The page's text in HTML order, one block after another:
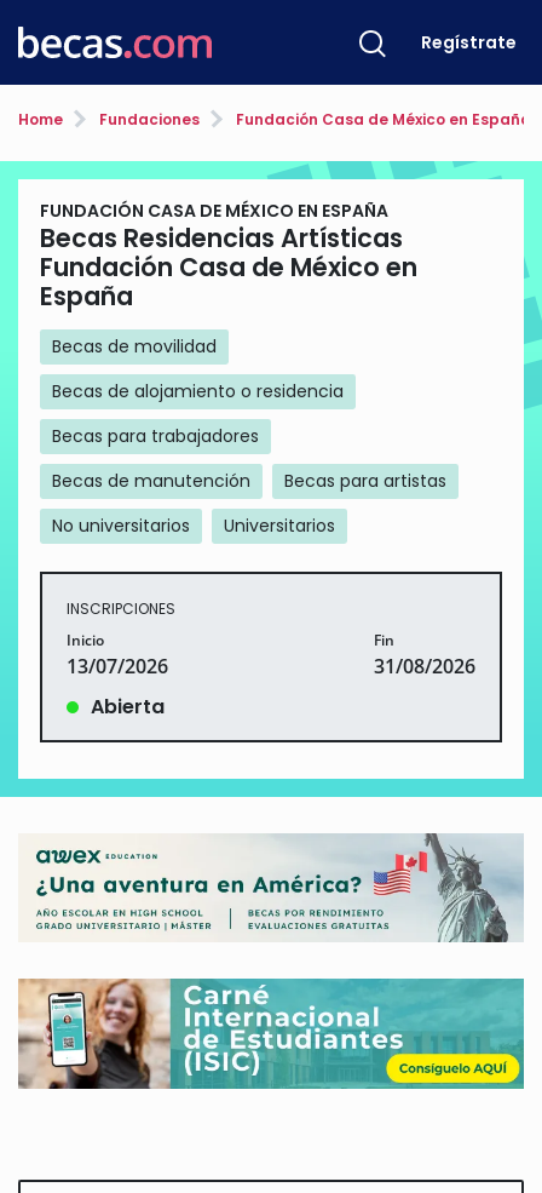
Regístrate
Home Fundaciones Fundación Casa de México en España
FUNDACIÓN CASA DE MÉXICO EN ESPAÑA
Becas Residencias Artísticas
Fundación Casa de México en
España
Becas de movilidad
Becas de alojamiento o residencia
Becas para trabajadores
Becas de manutención
Becas para artistas
No universitarios
Universitarios
INSCRIPCIONES
Inicio
13/07/2026
Fin
31/08/2026
Abierta